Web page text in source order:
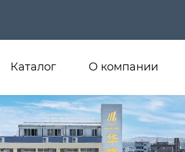
Каталог О компании